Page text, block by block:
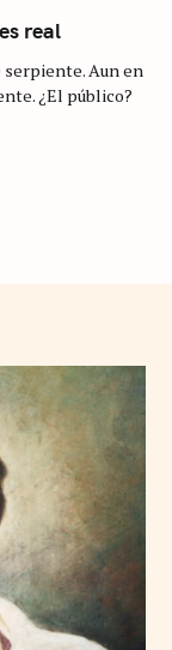
real
serpiente. Aun en
¿El público?